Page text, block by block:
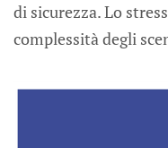
di sicurezza. Lo
complessità degli